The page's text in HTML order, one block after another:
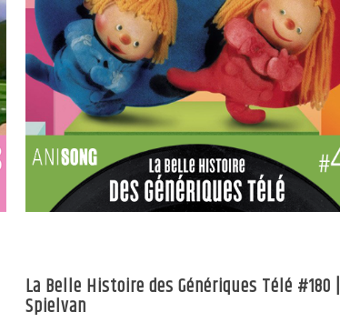
La Belle Histoire des Génériques Télé #180 |
Spielvan